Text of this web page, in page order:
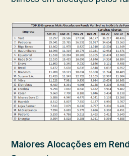
Maiores Alocações em